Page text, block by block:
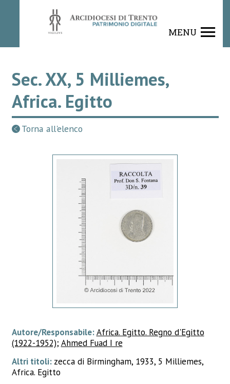
MENU
Sec. XX, 5 Milliemes,
Africa. Egitto
Torna all'elenco
Autore/Responsabile:Africa. Egitto. Regno d'Egitto
(1922-1952); Ahmed Fuad I re
Altri titoli: zecca di Birmingham, 1933, 5 Milliemes,
Africa. Egitto